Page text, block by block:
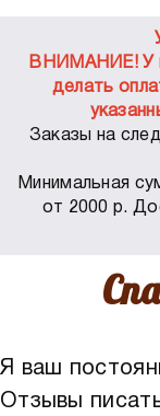
ВНИМАНИЕ! У
делать
Заказы на
Минимальная
от 2000 р.
Я ваш
Отзывы